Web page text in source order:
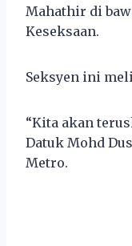
Mahathir di
Keseksaan.
Seksyen ini
“Kita akan
Datuk Mohd
Metro.